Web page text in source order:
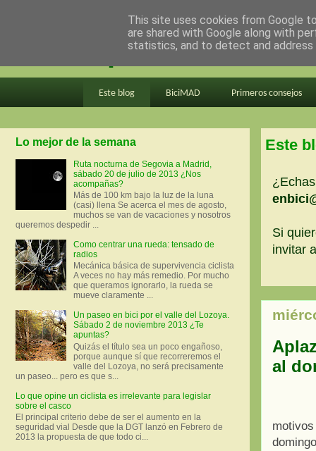
en bici por madrid
Este blog BiciMAD Primeros consejos
Este
Si
invitar
al
Lo mejor de la semana
Ruta nocturna de Segovia a Madrid,
sábado 20 de julio de 2013 ¿Nos
acompañas?
Más de 100 km bajo la luz de la luna
(casi) llena Se acerca el mes de agosto,
muchos se van de vacaciones y nosotros
queremos despedir ...
Como centrar una rueda: tensado de
radios
Mecánica básica de supervivencia ciclista
A veces no hay más remedio. Por mucho
que queramos ignorarlo, la rueda se
mueve claramente ...
Un paseo en bici por el valle del Lozoya.
Sábado 2 de noviembre 2013 ¿Te
apuntas?
Quizás el título sea un poco engañoso,
porque aunque sí que recorreremos el
valle del Lozoya, no será precisamente
un paseo... pero es que s...
Lo que opine un ciclista es irrelevante para legislar
sobre el casco
El principal criterio debe de ser el aumento en la
seguridad vial Desde que la DGT lanzó en Febrero de
2013 la propuesta de que todo ci...
This site uses cookies from Google
are shared with Google along with
statistics, and to detect and address